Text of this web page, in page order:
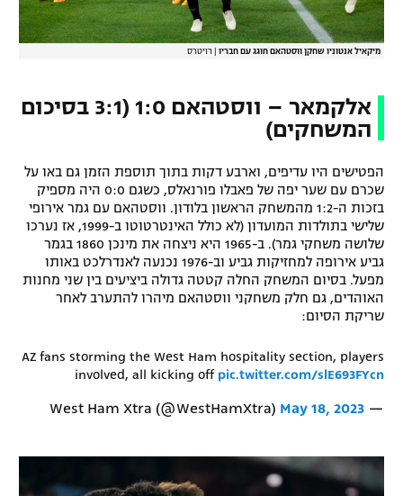
רשיון להקרנה פומבית לבית עסק
הצטרפות לחבילת הערוצים
לוח דרושים – ג'ובנט
תגיות
המגזין
מיקאיל אנטוניו שחקן ווסטהאם חוגג עם חבריו רויטרס
אלקמאר – ווסטהאם 1:0 (3:1 בסיכום
המשחקים)
הפטישים היו עדיפים, וארבע דקות בתוך תוספת הזמן גם באו על
שכרם עם שער יפה של פאבלו פורנאלס, כשגם 0:0 היה מספיק
בזכות ה-1:2 מהמשחק הראשון בלודון. ווסטהאם עם גמר אירופי
שלישי בתולדות המועדון (לא כולל האינטרטוטו ב-1999, אז נערכו
שלושה משחקי גמר). ב-1965 היא ניצחה את מינכן 1860 בגמר
גביע אירופה למחזיקות גביע וב-1976 נכנעה לאנדרלכט באותו
מפעל. בסיום המשחק החלה קטטה גדולה ביציעים בין שני מחנות
האוהדים, גם חלק משחקני ווסטהאם מיהרו להתערב לאחר
שריקת הסיום:
AZ fans storming the West Ham hospitality section, players
involved, all kicking off pic.twitter.com/slE693FYcn
— West Ham Xtra (@WestHamXtra)
May 18, 2023